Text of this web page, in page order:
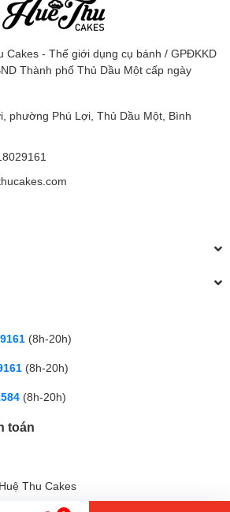
Cakes - Thế giới dụng cụ bánh / GPĐKKD
Thành phố Thủ Dầu Một cấp ngày
phường Phú Lợi, Thủ Dầu Một, Bình
(8h-20h)
(8h-20h)
(8h-20h)
toán
Thu Cakes